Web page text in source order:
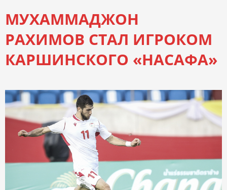
МУХАММАДЖОН
РАХИМОВ СТАЛ ИГРОКОМ
КАРШИНСКОГО «НАСАФА»